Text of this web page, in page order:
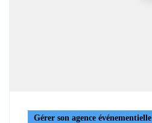
Gérer son agence événementielle